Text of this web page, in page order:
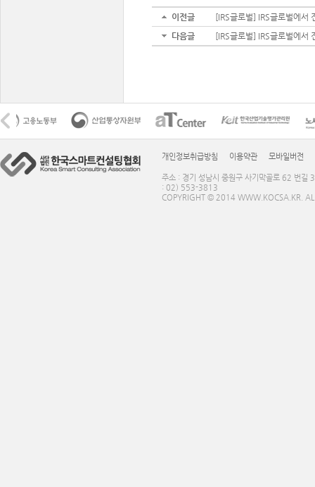
이전글
[IRS글로벌] IRS글로벌에서
다음글
[IRS글로벌] IRS글로벌에서
개인정보취급방침 이용약관 모바일버전
주소 : 경기 성남시 중원구 사기막골로 62 번
: 02) 553-3813
COPYRIGHT © 2014 WWW.KOCSA.KR.